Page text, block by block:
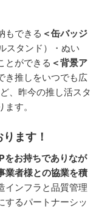
もできる ＜缶バッジ
スタンド）・ぬい
とができる ＜背景ア
き推しをいつでも広
、昨今の推し活スタ
す。
ます！
をお持ちでありなが
業者様との協業を積
インフラと品質管理
するパートナーシッ